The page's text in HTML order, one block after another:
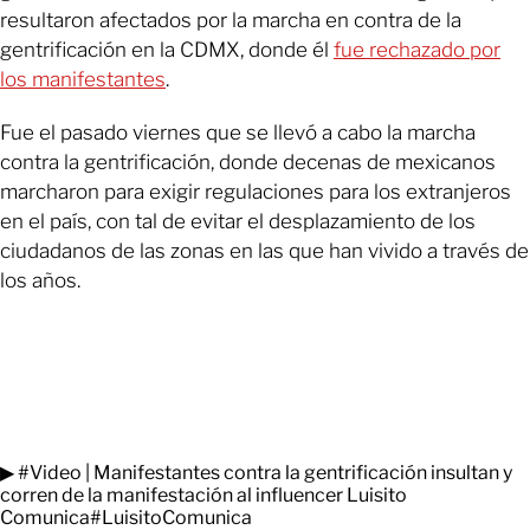
resultaron afectados por la marcha en contra de la
gentrificación en la CDMX, donde él fue rechazado por
los manifestantes.
Fue el pasado viernes que se llevó a cabo la marcha
contra la gentrificación, donde decenas de mexicanos
marcharon para exigir regulaciones para los extranjeros
en el país, con tal de evitar el desplazamiento de los
ciudadanos de las zonas en las que han vivido a través de
los años.
▶#Video | Manifestantes contra la gentrificación insultan y
corren de la manifestación al influencer Luisito
Comunica#LuisitoComunica